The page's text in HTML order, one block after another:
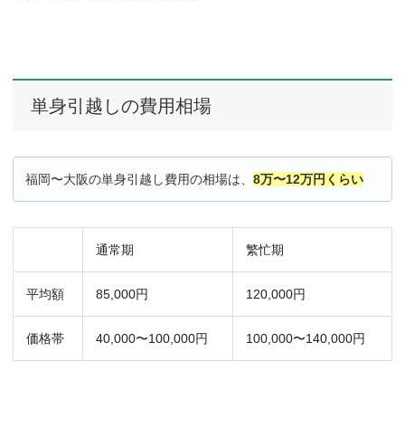
単身引越しの費用相場
福岡〜大阪の単身引越し費用の相場は、 8万〜12万円くらい
通常期 繁忙期
平均額 85,000円 120,000円
価格帯 40,000〜100,000円 100,000〜140,000円